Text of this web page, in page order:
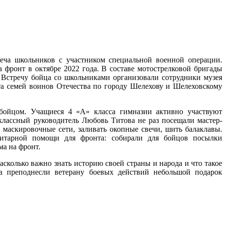
школьников с участником специальной военной операции.
в октябре 2022 года. В составе мотострелковой бригады
бойца со школьниками организовали сотрудники музея
семей воинов Отечества по городу Шелехову и Шелеховскому
Учащиеся 4 «А» класса гимназии активно участвуют
руководитель Любовь Титова не раз посещали мастер-
сети, заливать окопные свечи, шить балаклавы.
помощи для фронта: собирали для бойцов посылки
на фронт.
важно знать историю своей страны и народа и что такое
ветерану боевых действий небольшой подарок